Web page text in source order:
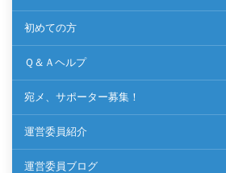
初めての方
Ｑ＆Ａヘルプ
宛メ、サポーター募集！
運営委員紹介
運営委員ブログ